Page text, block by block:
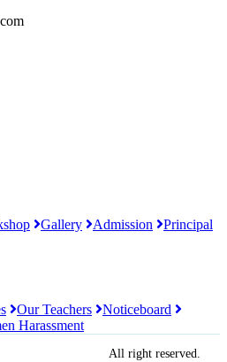
Gallery Admission
Principal
Our Teachers
Noticeboard
Harassment
All right reserved.